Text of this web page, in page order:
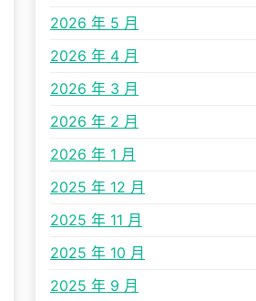
2026 年 5 月
2026 年 4 月
2026 年 3 月
2026 年 2 月
2026 年 1 月
2025 年 12 月
2025 年 11 月
2025 年 10 月
2025 年 9 月